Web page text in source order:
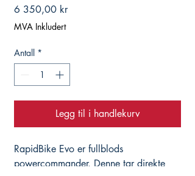
6 350,00 krPris
MVA Inkludert
Antall *
Legg til i handlekurv
RapidBike Evo er fullblods
powercommander. Denne tar direkte